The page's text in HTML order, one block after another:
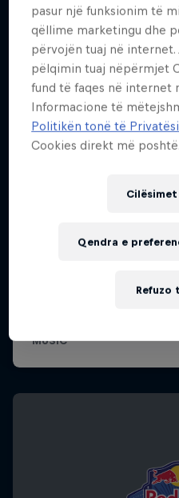
pasur një funksionim të
qëllime marketingu dhe
përvojën tuaj në internet.
pëlqimin tuaj nëpërmjet
fund të faqes në internet
Informacione të
Politikën tonë të
Cookies direkt më poshtë.
Refuzo
Qendra e